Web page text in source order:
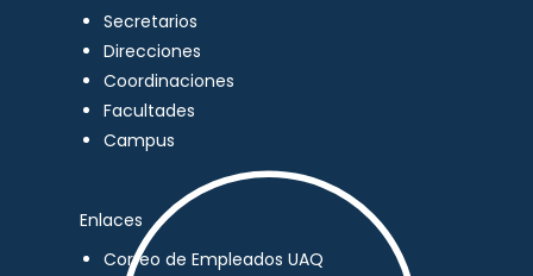
Secretarios
Direcciones
Coordinaciones
Facultades
Campus
Enlaces
Correo de Empleados UAQ